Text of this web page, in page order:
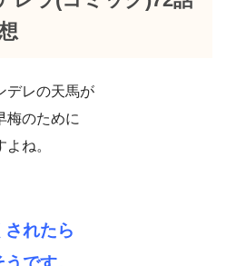
デレの天馬が
梅のために
ね。
れたら